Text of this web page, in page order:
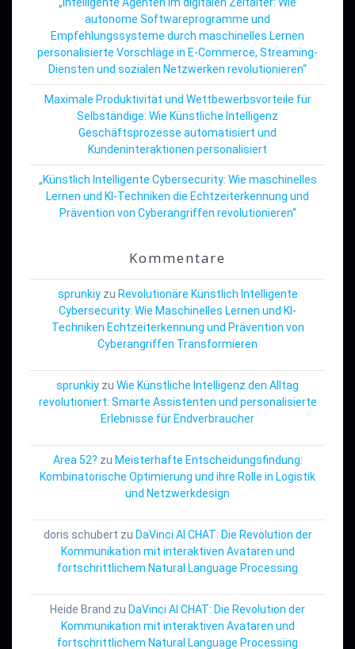
autonome Softwareprogramme und
Empfehlungssysteme durch maschinelles Lernen
personalisierte Vorschläge in E-Commerce, Streaming-
Diensten und sozialen Netzwerken revolutionieren“
Maximale Produktivität und Wettbewerbsvorteile für
Selbständige: Wie Künstliche Intelligenz
Geschäftsprozesse automatisiert und
Kundeninteraktionen personalisiert
„Künstlich Intelligente Cybersecurity: Wie maschinelles
Lernen und KI-Techniken die Echtzeiterkennung und
Prävention von Cyberangriffen revolutionieren“
Kommentare
sprunkiyzu Revolutionäre Künstlich Intelligente
Cybersecurity: Wie Maschinelles Lernen und KI-
Techniken Echtzeiterkennung und Prävention von
Cyberangriffen Transformieren
sprunkiy zu Wie Künstliche Intelligenz den Alltag
revolutioniert: Smarte Assistenten und personalisierte
Erlebnisse für Endverbraucher
Area 52? zu Meisterhafte Entscheidungsfindung:
Kombinatorische Optimierung und ihre Rolle in Logistik
und Netzwerkdesign
doris schubert zu DaVinci AI CHAT: Die Revolution der
Kommunikation mit interaktiven Avataren und
fortschrittlichem Natural Language Processing
Heide Brand zu DaVinci AI CHAT: Die Revolution der
Kommunikation mit interaktiven Avataren und
fortschrittlichem Natural Language Processing